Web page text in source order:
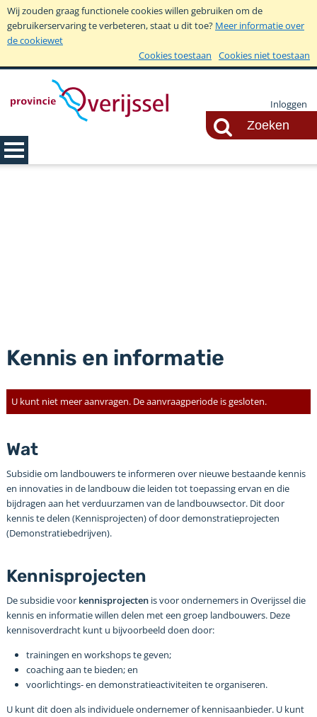
Wij zouden graag functionele cookies willen gebruiken om de
gebruikerservaring te verbeteren, staat u dit toe? Meer informatie over
de cookiewet
Cookies toestaan
Cookies niet toestaan
Inloggen
Kennis en informatie
U kunt niet meer aanvragen. De aanvraagperiode is gesloten.
Wat
Subsidie om landbouwers te informeren over nieuwe bestaande kennis
en innovaties in de landbouw die leiden tot toepassing ervan en die
bijdragen aan het verduurzamen van de landbouwsector. Dit door
kennis te delen (Kennisprojecten) of door demonstratieprojecten
(Demonstratiebedrijven).
Kennisprojecten
De subsidie voor kennisprojectenis voor ondernemers in Overijssel die
kennis en informatie willen delen met een groep landbouwers. Deze
kennisoverdracht kunt u bijvoorbeeld doen door:
trainingen en workshops te geven;
coaching aan te bieden; en
voorlichtings- en demonstratieactiviteiten te organiseren.
U kunt dit doen als individuele ondernemer of kennisaanbieder. U kunt